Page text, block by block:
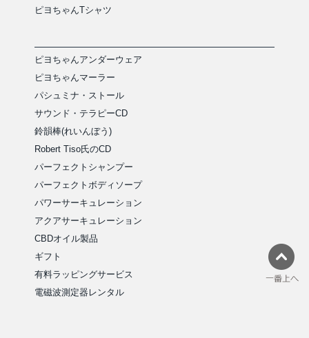
ピヨちゃんTシャツ
ピヨちゃんアンダーウェア
ピヨちゃんマーラー
パシュミナ・ストール
サウンド・テラピーCD
鈴韻棒(れいんぼう)
Robert Tiso氏のCD
パーフェクトシャンプー
パーフェクトボディソープ
パワーサーキュレーション
アクアサーキュレーション
CBDオイル製品
ギフト
有料ラッピングサービス
電磁波測定器レンタル